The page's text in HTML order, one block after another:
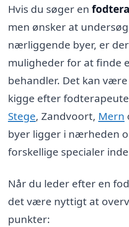
Hvis du søger en
men ønsker at
nærliggende byer, er
muligheder for at finde
behandler. Det kan
kigge efter
Stege, Zandvoort, Mern
byer ligger i nærheden
forskellige specialer
Når du leder efter en
det være nyttigt at
punkter: